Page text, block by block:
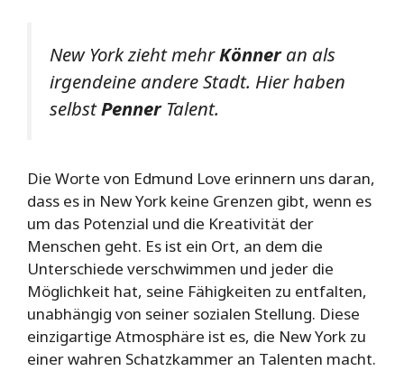
New York zieht mehrKönneran als
irgendeine andere Stadt. Hier haben
selbstPennerTalent.
Die Worte von Edmund Love erinnern uns daran,
dass es in New York keine Grenzen gibt, wenn es
um das Potenzial und die Kreativität der
Menschen geht. Es ist ein Ort, an dem die
Unterschiede verschwimmen und jeder die
Möglichkeit hat, seine Fähigkeiten zu entfalten,
unabhängig von seiner sozialen Stellung. Diese
einzigartige Atmosphäre ist es, die New York zu
einer wahren Schatzkammer an Talenten macht.